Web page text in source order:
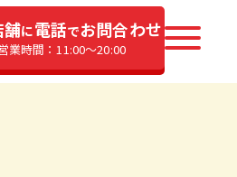
舗に電話でお問合わせ
業時間：11:00〜20:00